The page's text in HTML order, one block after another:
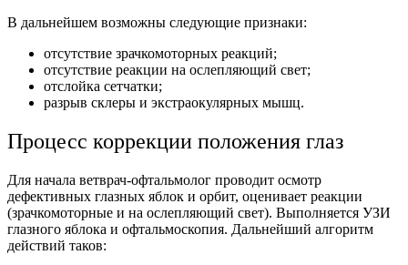
В дальнейшем возможны следующие признаки:
отсутствие зрачкомоторных реакций;
отсутствие реакции на ослепляющий свет;
отслойка сетчатки;
разрыв склеры и экстраокулярных мышц.
Процесс коррекции положения глаз
Для начала ветврач-офтальмолог проводит осмотр
дефективных глазных яблок и орбит, оценивает реакции
(зрачкомоторные и на ослепляющий свет). Выполняется УЗИ
глазного яблока и офтальмоскопия. Дальнейший алгоритм
действий таков: